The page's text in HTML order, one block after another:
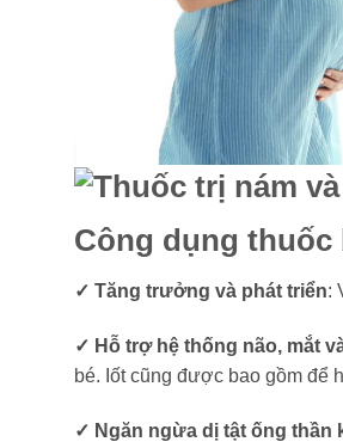
Công dụng thuốc
✓ Tăng trưởng và phát triển:
✓ Hỗ trợ hệ thống não, mắt
bé. Iốt cũng được bao gồm để
✓ Ngăn ngừa dị tật ống thần